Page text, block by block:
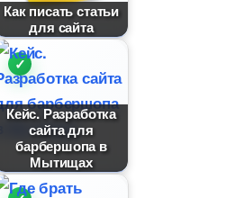
Как писать статьи
для сайта
Кейс. Разработка
сайта для
арбершопа
Мытищах